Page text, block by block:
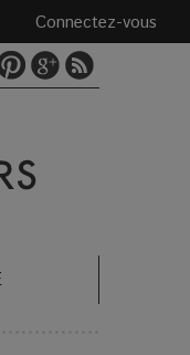
Connectez-vous